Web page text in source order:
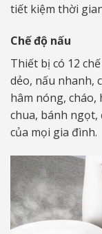
tiết kiệm thời
Chế độ nấu
Thiết bị có 12
dẻo, nấu nhanh,
hâm nóng, cháo,
chua, bánh
của mọi gia đình.